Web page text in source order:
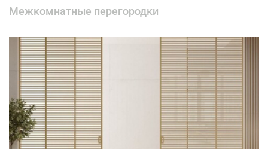
Межкомнатные перегородки